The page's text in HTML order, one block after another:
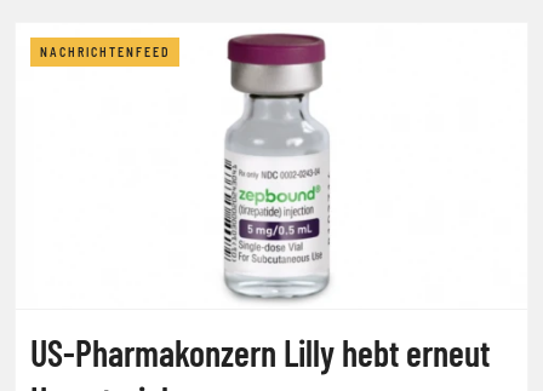
NACHRICHTENFEED
US-Pharmakonzern Lilly hebt erneut